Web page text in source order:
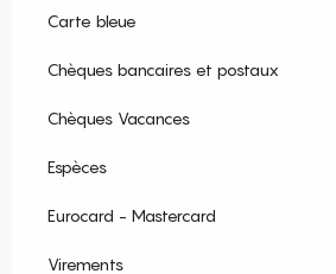
Carte bleue
Chèques bancaires et postaux
Chèques Vacances
Espèces
Eurocard - Mastercard
Virements